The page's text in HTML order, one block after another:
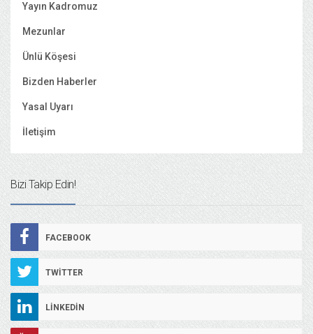
Yayın Kadromuz
Mezunlar
Ünlü Köşesi
Bizden Haberler
Yasal Uyarı
İletişim
Bizi Takip Edin!
FACEBOOK
TWITTER
LINKEDIN